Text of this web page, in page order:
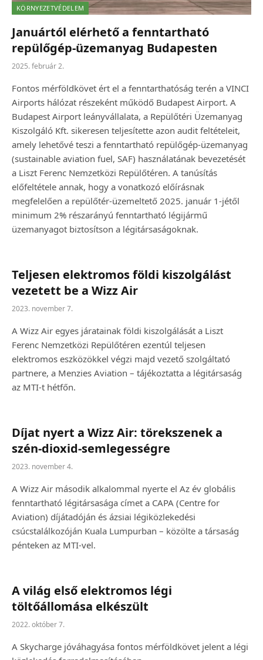
KÖRNYEZETVÉDELEM
Januártól elérhető a fenntartható
repülőgép-üzemanyag Budapesten
2025. február 2.
Fontos mérföldkövet ért el a fenntarthatóság terén a VINCI
Airports hálózat részeként működő Budapest Airport. A
Budapest Airport leányvállalata, a Repülőtéri Üzemanyag
Kiszolgáló Kft. sikeresen teljesítette azon audit feltételeit,
amely lehetővé teszi a fenntartható repülőgép-üzemanyag
(sustainable aviation fuel, SAF) használatának bevezetését
a Liszt Ferenc Nemzetközi Repülőtéren. A tanúsítás
előfeltétele annak, hogy a vonatkozó előírásnak
megfelelően a repülőtér-üzemeltető 2025. január 1-jétől
minimum 2% részarányú fenntartható légijármű
üzemanyagot biztosítson a légitársaságoknak.
Teljesen elektromos földi kiszolgálást
vezetett be a Wizz Air
2023. november 7.
A Wizz Air egyes járatainak földi kiszolgálását a Liszt
Ferenc Nemzetközi Repülőtéren ezentúl teljesen
elektromos eszközökkel végzi majd vezető szolgáltató
partnere, a Menzies Aviation – tájékoztatta a légitársaság
az MTI-t hétfőn.
Díjat nyert a Wizz Air: törekszenek a
szén-dioxid-semlegességre
2023. november 4.
A Wizz Air második alkalommal nyerte el Az év globális
fenntartható légitársasága címet a CAPA (Centre for
Aviation) díjátadóján és ázsiai légiközlekedési
csúcstalálkozóján Kuala Lumpurban – közölte a társaság
pénteken az MTI-vel.
A világ első elektromos légi
töltőállomása elkészült
2022. október 7.
A Skycharge jóváhagyása fontos mérföldkövet jelent a légi